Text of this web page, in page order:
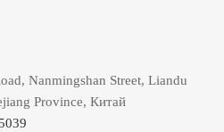
Nanmingshan Street, Liandu
Province, Китай